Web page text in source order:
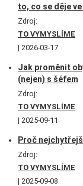
to, co se děje
Zdroj:
TO VYMYSLÍME
2026-03-17
Jak proměnit
(nejen) s šéfem
Zdroj:
TO VYMYSLÍME
2025-09-11
Proč
Zdroj:
TO VYMYSLÍME
2025-09-08